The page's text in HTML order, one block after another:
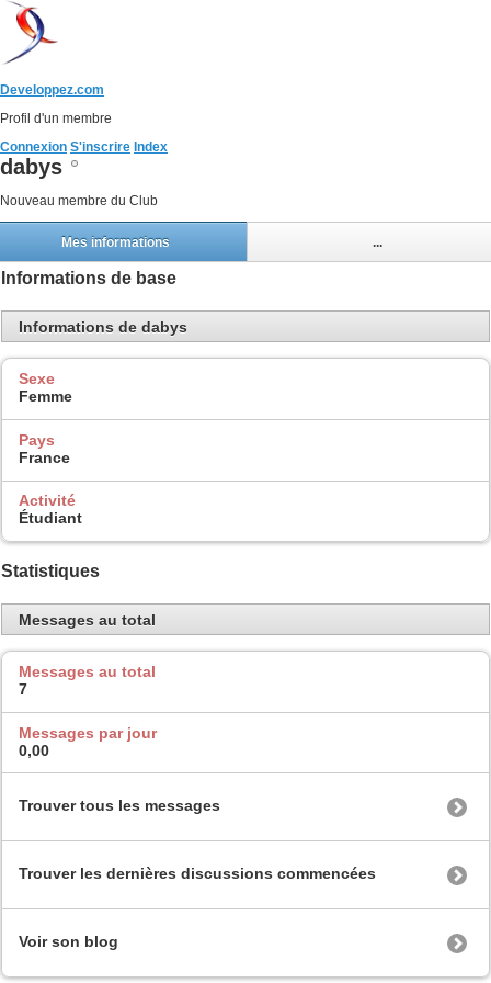
Developpez.com
Profil d'un membre
Connexion S'inscrire Index
dabys
Nouveau membre du Club
Mes informations ...
Informations de base
Informations de dabys
Sexe
Femme
Pays
France
Activité
Étudiant
Statistiques
Messages au total
Messages au total
7
Messages par jour
0,00
Trouver tous les messages
Trouver les dernières discussions commencées
Voir son blog